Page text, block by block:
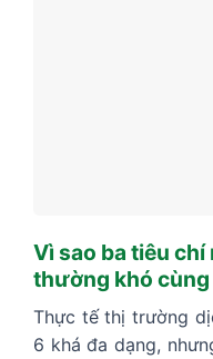
Vì sao ba tiêu chí
thường khó cùng
Thực tế thị trường
6 khá đa dạng,